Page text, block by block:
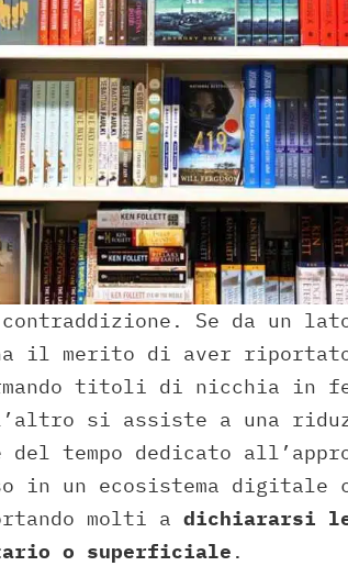
contraddizione. Se da un
il merito di aver
titoli di nicchia in
si assiste a una
tempo dedicato
in un ecosistema
molti a dichiararsi
o superficiale .